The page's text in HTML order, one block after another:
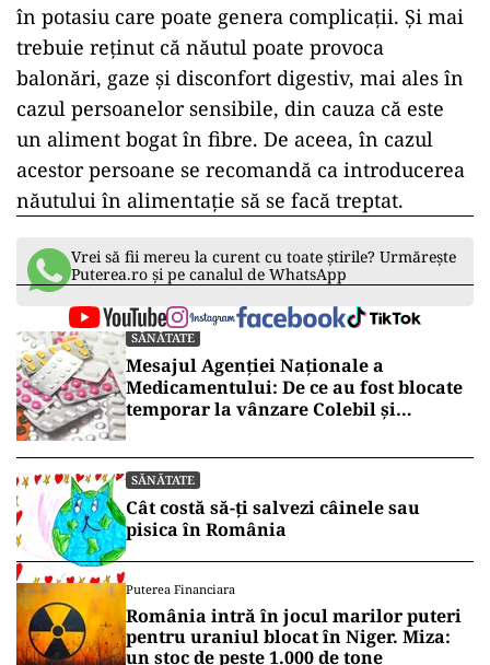
în potasiu care poate genera complicații. Și mai
trebuie reținut că năutul poate provoca
balonări, gaze și disconfort digestiv, mai ales în
cazul persoanelor sensibile, din cauza că este
un aliment bogat în fibre. De aceea, în cazul
acestor persoane se recomandă ca introducerea
năutului în alimentație să se facă treptat.
Vrei să fii mereu la curent cu toate știrile? Urmărește
Puterea.ro și pe canalul de WhatsApp
SĂNĂTATE
Mesajul Agenției Naționale a
Medicamentului: De ce au fost blocate
temporar la vânzare Colebil și
SĂNĂTATE
Cât costă să-ți salvezi câinele sau
pisica în România
Puterea Financiara
România intră în jocul marilor puteri
pentru uraniul blocat în Niger. Miza:
un stoc de peste 1.000 de tone